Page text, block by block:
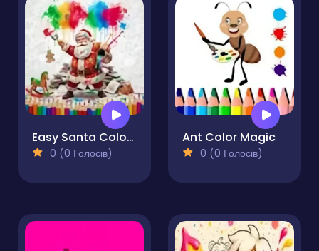
Easy Santa Coloring Pages
0 (0 Голосів)
Ant Color Magic
0 (0 Голосів)